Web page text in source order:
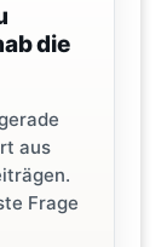
die
aus
Frage